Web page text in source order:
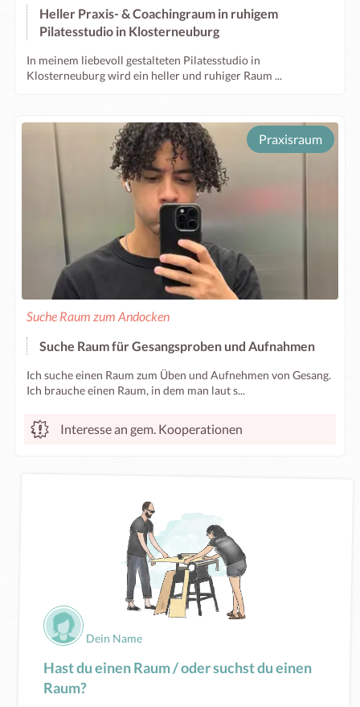
Heller Praxis- & Coachingraum in ruhigem
Pilatesstudio in Klosterneuburg
In meinem liebevoll gestalteten Pilatesstudio in
Klosterneuburg wird ein heller und ruhiger Raum ...
Praxisraum
Suche Raum zum Andocken
Suche Raum für Gesangsproben und Aufnahmen
Ich suche einen Raum zum Üben und Aufnehmen von Gesang.
Ich brauche einen Raum, in dem man laut s...
Interesse an gem. Kooperationen
Dein Name
Hast du einen Raum / oder suchst du einen
Raum?